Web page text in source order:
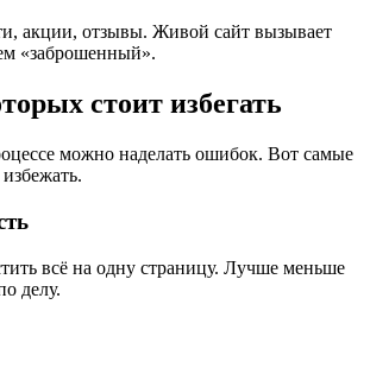
акции, отзывы. Живой сайт вызывает
«заброшенный».
стоит избегать
можно наделать ошибок. Вот самые
всё на одну страницу. Лучше меньше
делу.